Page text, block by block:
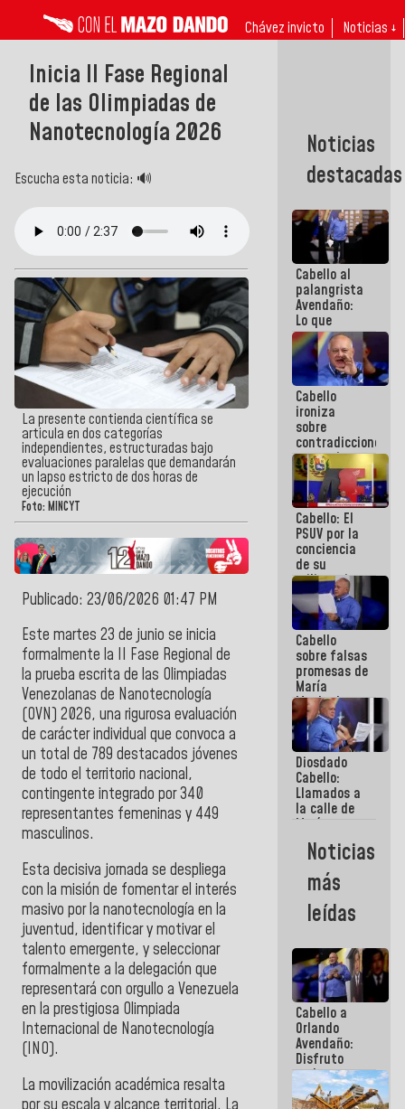
Chávez invicto Noticias ↓
Inicia II Fase Regional
de las Olimpiadas de
Nanotecnología 2026
Escucha esta noticia: 🔊
La presente contienda científica se
articula en dos categorías
independientes, estructuradas bajo
evaluaciones paralelas que demandarán
un lapso estricto de dos horas de
ejecución
Foto: MINCYT
Publicado: 23/06/2026 01:47 PM
Este martes 23 de junio se inicia
formalmente la II Fase Regional de
la prueba escrita de las Olimpiadas
Venezolanas de Nanotecnología
(OVN) 2026, una rigurosa evaluación
de carácter individual que convoca a
un total de 789 destacados jóvenes
de todo el territorio nacional,
contingente integrado por 340
representantes femeninas y 449
masculinos.
Esta decisiva jornada se despliega
con la misión de fomentar el interés
masivo por la nanotecnología en la
juventud, identificar y motivar el
talento emergente, y seleccionar
formalmente a la delegación que
representará con orgullo a Venezuela
en la prestigiosa Olimpiada
Internacional de Nanotecnología
(INO).
La movilización académica resalta
Noticias
destacadas
Cabello al
palangrista
Avendaño:
Lo que
vayas a
escribir
hazlo hoy
por que no
sabemos si
la semana
que viene
hay
programa
Cabello
ironiza
sobre
contradicciones
y mentiras
de María
Machado:
¡Créanle!
Cabello: El
PSUV por la
conciencia
de su
militancia
es la
organización
política más
sólida de
Venezuela
Cabello
sobre falsas
promesas de
María
Machado:
¿Quién le
puede creer?
¿Y la gente
que ella iba
a salvar en
La Guaira?
Diosdado
Cabello:
Llamados a
la calle de
María
Machado se
estrellaron
de frente
contra el
Pueblo
Noticias
más
leídas
Cabello a
Orlando
Avendaño:
Disfruto
cada vez
que escribes